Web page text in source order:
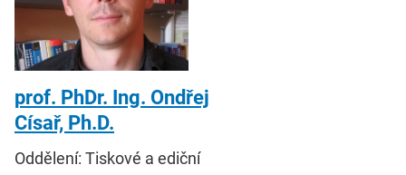
prof. PhDr. Ing. Ondřej
Císař, Ph.D.
Oddělení: Tiskové a ediční